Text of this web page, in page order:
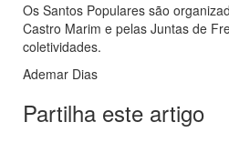
Os Santos Populares são
Castro Marim e pelas Juntas de
coletividades.
Ademar Dias
Partilha este artigo